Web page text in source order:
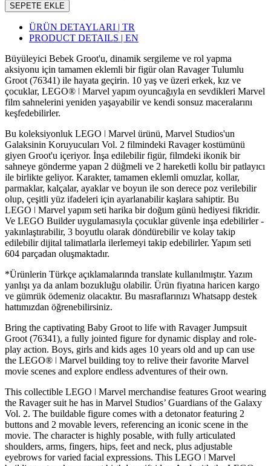
SEPETE EKLE
ÜRÜN DETAYLARI | TR
PRODUCT DETAILS | EN
Büyüleyici Bebek Groot'u, dinamik sergileme ve rol yapma
aksiyonu için tamamen eklemli bir figür olan Ravager Tulumlu
Groot (76341) ile hayata geçirin. 10 yaş ve üzeri erkek, kız ve
çocuklar, LEGO® ǀ Marvel yapım oyuncağıyla en sevdikleri Marvel
film sahnelerini yeniden yaşayabilir ve kendi sonsuz maceralarını
keşfedebilirler.
Bu koleksiyonluk LEGO ǀ Marvel ürünü, Marvel Studios'un
Galaksinin Koruyucuları Vol. 2 filmindeki Ravager kostümünü
giyen Groot'u içeriyor. İnşa edilebilir figür, filmdeki ikonik bir
sahneye gönderme yapan 2 düğmeli ve 2 hareketli kollu bir patlayıcı
ile birlikte geliyor. Karakter, tamamen eklemli omuzlar, kollar,
parmaklar, kalçalar, ayaklar ve boyun ile son derece poz verilebilir
olup, çeşitli yüz ifadeleri için ayarlanabilir kaşlara sahiptir. Bu
LEGO ǀ Marvel yapım seti harika bir doğum günü hediyesi fikridir.
Ve LEGO Builder uygulamasıyla çocuklar güvenle inşa edebilirler -
yakınlaştırabilir, 3 boyutlu olarak döndürebilir ve kolay takip
edilebilir dijital talimatlarla ilerlemeyi takip edebilirler. Yapım seti
604 parçadan oluşmaktadır.
*Ürünlerin Türkçe açıklamalarında translate kullanılmıştır. Yazım
yanlışı ya da anlam bozukluğu olabilir. Ürün fiyatına haricen kargo
ve gümrük ödemeniz olacaktır. Bu masraflarınızı Whatsapp destek
hattımızdan öğrenebilirsiniz.
Bring the captivating Baby Groot to life with Ravager Jumpsuit
Groot (76341), a fully jointed figure for dynamic display and role-
play action. Boys, girls and kids ages 10 years old and up can use
the LEGO® ǀ Marvel building toy to relive their favorite Marvel
movie scenes and explore endless adventures of their own.
This collectible LEGO ǀ Marvel merchandise features Groot wearing
the Ravager suit he has in Marvel Studios’ Guardians of the Galaxy
Vol. 2. The buildable figure comes with a detonator featuring 2
buttons and 2 movable levers, referencing an iconic scene in the
movie. The character is highly posable, with fully articulated
shoulders, arms, fingers, hips, feet and neck, plus adjustable
eyebrows for varied facial expressions. This LEGO ǀ Marvel